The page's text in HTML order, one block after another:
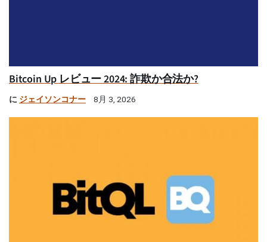
Bitcoin Up レビュー 2024: 詐欺か合法か?
に ジェイソンコナー 8月 3, 2026